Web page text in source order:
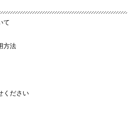
て
方法
ください